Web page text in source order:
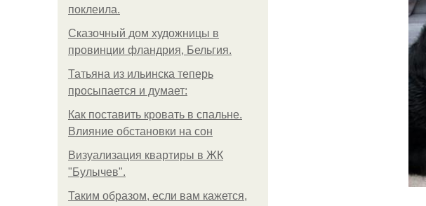
поклеила.
Сказочный дом художницы в
провинции фландрия, Бельгия.
Татьяна из ильинска теперь
просыпается и думает:
Как поставить кровать в спальне.
Влияние обстановки на сон
Визуализация квартиры в ЖК
"Булычев".
Таким образом, если вам кажется,